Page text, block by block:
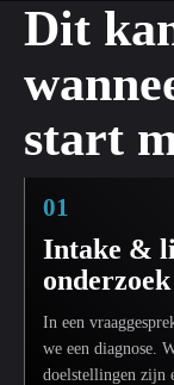
Dit
start
01
Intake &
onderzoek
In een
we een diagnose.
doelstellingen zijn